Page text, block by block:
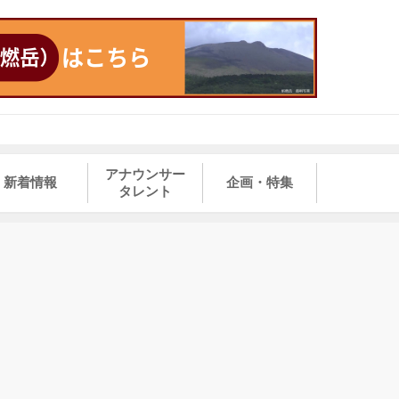
新着情報
アナウンサー
タレント
企画・特集